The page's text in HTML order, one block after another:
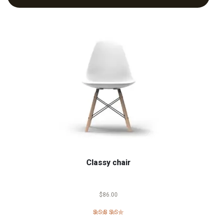
βάση
Classy chair
$86.00